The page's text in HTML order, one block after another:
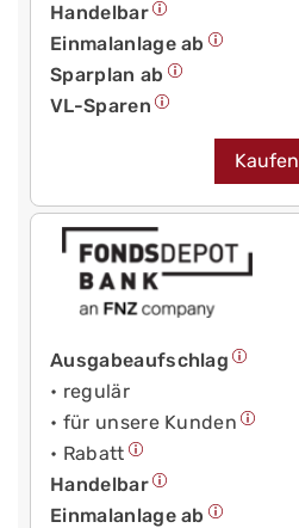
Handelbar
Einmalanlage ab
Sparplan ab
VL-Sparen
Kaufen
Ausgabeaufschlag
• regulär
• für unsere Kunden
• Rabatt
Handelbar
Einmalanlage ab